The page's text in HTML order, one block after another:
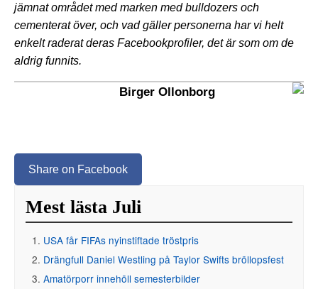
jämnat området med marken med bulldozers och
cementerat över, och vad gäller personerna har vi helt
enkelt raderat deras Facebookprofiler, det är som om de
aldrig funnits.
Birger Ollonborg
Share on Facebook
Mest lästa Juli
USA får FIFAs nyinstiftade tröstpris
Drängfull Daniel Westling på Taylor Swifts bröllopsfest
Amatörporr innehöll semesterbilder